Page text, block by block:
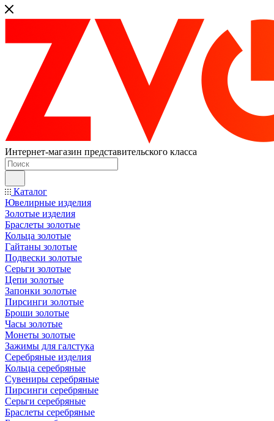
Интернет-магазин представительского класса
Каталог
Ювелирные изделия
Золотые изделия
Браслеты золотые
Кольца золотые
Гайтаны золотые
Подвески золотые
Серьги золотые
Цепи золотые
Запонки золотые
Пирсинги золотые
Броши золотые
Часы золотые
Монеты золотые
Зажимы для галстука
Серебряные изделия
Кольца серебряные
Сувениры серебряные
Пирсинги серебряные
Серьги серебряные
Браслеты серебряные